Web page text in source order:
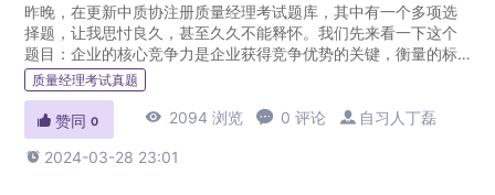
昨晚，在更新中质协注册质量经理考试题库，其中有一个多项选
择题，让我思忖良久，甚至久久不能释怀。我们先来看一下这个
题目：企业的核心竞争力是企业获得竞争优势的关键，衡量的标
准是（）。A.有价值的B.可实现的C.稀有的D.难以模仿的质量经理
最新版...
质量经理考试真题
 赞同 0  2094 浏览  0 评论  自习人丁磊
 2024-03-28 23:01